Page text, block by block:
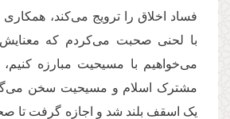
فساد اخلاق را ترویج می‌کند، همکاری
با لحنی صحبت می‌کردم که معنایش
می‌خواهیم با مسیحیت مبارزه کنیم،
مشترک اسلام و مسیحیت سخن
یک اسقف بلند شد و اجازه گرفت تا